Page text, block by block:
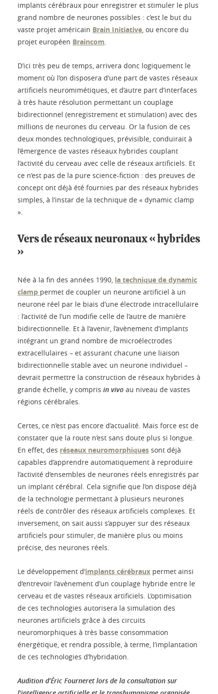
implants cérébraux pour enregistrer et stimuler le plus
grand nombre de neurones possibles : c’est le but du
vaste projet américain Brain Initiative, ou encore du
projet européen Braincom.
D’ici très peu de temps, arrivera donc logiquement le
moment où l’on disposera d’une part de vastes réseaux
artificiels neuromimétiques, et d’autre part d’interfaces
à très haute résolution permettant un couplage
bidirectionnel (enregistrement et stimulation) avec des
millions de neurones du cerveau. Or la fusion de ces
deux mondes technologiques, prévisible, conduirait à
l’émergence de vastes réseaux hybrides couplant
l’activité du cerveau avec celle de réseaux artificiels. Et
ce n’est pas de la pure science-fiction : des preuves de
concept ont déjà été fournies par des réseaux hybrides
simples, à l’instar de la technique de « dynamic clamp
».
Vers de réseaux neuronaux « hybrides
»
Née à la fin des années 1990, la technique de dynamic
clamp permet de coupler un neurone artificiel à un
neurone réel par le biais d’une électrode intracellulaire
: l’activité de l’un modifie celle de l’autre de manière
bidirectionnelle. Et à l’avenir, l’avènement d’implants
intégrant un grand nombre de microélectrodes
extracellulaires – et assurant chacune une liaison
bidirectionnelle stable avec un neurone individuel –
devrait permettre la construction de réseaux hybrides à
grande échelle, y compris in vivo au niveau de vastes
régions cérébrales.
Certes, ce n’est pas encore d’actualité. Mais force est de
constater que la route n’est sans doute plus si longue.
En effet, des réseaux neuromorphiques sont déjà
capables d’apprendre automatiquement à reproduire
l’activité d’ensembles de neurones réels enregistrés par
un implant cérébral. Cela signifie que l’on dispose déjà
de la technologie permettant à plusieurs neurones
réels de contrôler des réseaux artificiels complexes. Et
inversement, on sait aussi s’appuyer sur des réseaux
artificiels pour stimuler, de manière plus ou moins
précise, des neurones réels.
Le développement d’implants cérébraux permet ainsi
d’entrevoir l’avènement d’un couplage hybride entre le
cerveau et de vastes réseaux artificiels. L’optimisation
de ces technologies autorisera la simulation des
neurones artificiels grâce à des circuits
neuromorphiques à très basse consommation
énergétique, et rendra possible, à terme, l’implantation
de ces technologies d’hybridation.
Audition d’Éric Fourneret lors de la consultation sur